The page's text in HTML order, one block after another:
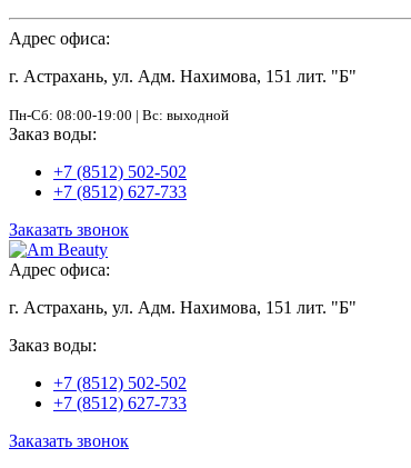
Адрес офиса:
г. Астрахань, ул. Адм. Нахимова, 151 лит. "Б"
Пн-Сб: 08:00-19:00 | Вс: выходной
Заказ воды:
+7 (8512) 502-502
+7 (8512) 627-733
Заказать звонок
Адрес офиса:
г. Астрахань, ул. Адм. Нахимова, 151 лит. "Б"
Заказ воды:
+7 (8512) 502-502
+7 (8512) 627-733
Заказать звонок